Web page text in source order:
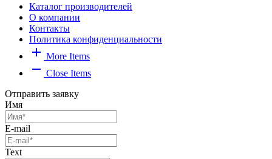
Каталог производителей
О компании
Контакты
Политика конфиденциальности
add More Items
remove Close Items
Отправить заявку
Имя
E-mail
Text